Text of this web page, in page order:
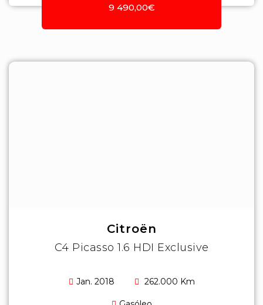
9 490,00€
Citroën
C4 Picasso 1.6 HDI Exclusive
Jan. 2018 262.000 Km